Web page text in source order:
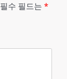
필수 필드는 *